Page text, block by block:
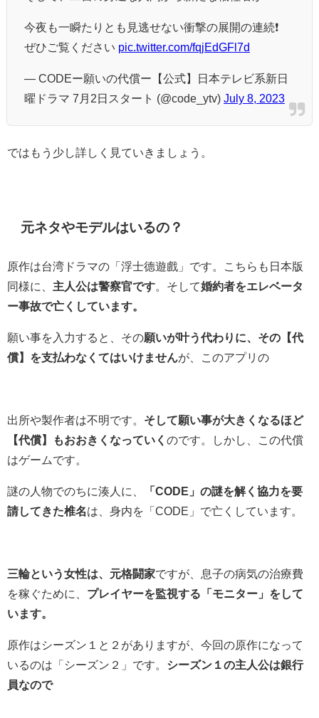
今夜も一瞬たりとも見逃せない衝撃の展開の連続❗
ぜひご覧ください pic.twitter.com/fqjEdGFl7d
— CODEー願いの代償ー【公式】日本テレビ系新日
曜ドラマ 7月2日スタート (@code_ytv) July 8, 2023
ではもう少し詳しく見ていきましょう。
元ネタやモデルはいるの？
原作は台湾ドラマの 「浮士德遊戲」です。こちらも日本版
同様に、 主人公は警察官です。そして婚約者をエレベータ
ー事故で亡くしています。
願い事を入力すると、その願いが叶う代わりに、その【代
償】を支払わなくてはいけませんが、このアプリの
出所や製作者は不明です。 そして願い事が大きくなるほど
【代償】もおおきくなっていく のです。しかし、この代償
はゲームです。
謎の人物でのちに湊人に、
「CODE」の謎を解く協力を要
請してきた椎名は、身内を「CODE」で亡くしています。
三輪という女性は、元格闘家ですが、息子の病気の治療費
を稼ぐために、 プレイヤーを監視する「モニター」をして
います。
原作はシーズン１と２がありますが、今回の原作になって
いるのは「シーズン２」です。 シーズン１の主人公は銀行
員なので